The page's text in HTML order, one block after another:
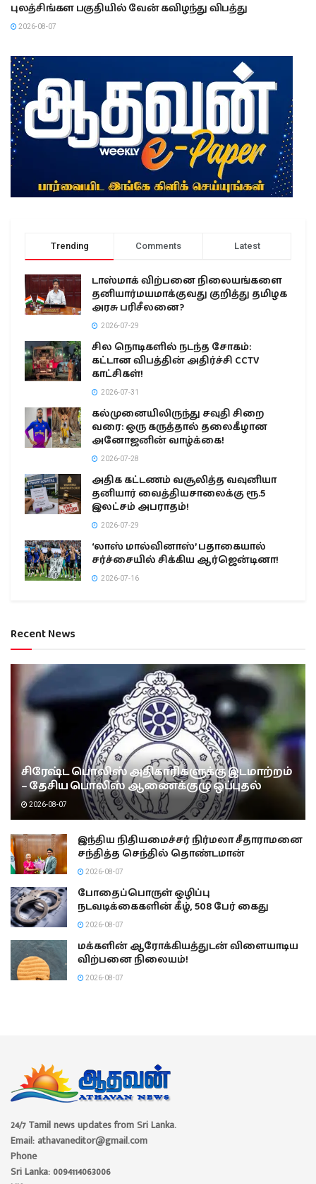
புலத்சிங்கள பகுதியில் வேன் கவிழந்து விபத்து
2026-08-07
Trending Comments Latest
டாஸ்மாக் விற்பனை நிலையங்களை
தனியார்மயமாக்குவது குறித்து தமிழக
அரசு பரிசீலனை?
2026-07-29
சில நொடிகளில் நடந்த சோகம்:
கட்டான விபத்தின் அதிர்ச்சி CCTV
காட்சிகள்!
2026-07-31
கல்முனையிலிருந்து சவுதி சிறை
வரை: ஒரு கருத்தால் தலைகீழான
அனோஜனின் வாழ்க்கை!
2026-07-28
அதிக கட்டணம் வசூலித்த வவுனியா
தனியார் வைத்தியசாலைக்கு ரூ.5
இலட்சம் அபராதம்!
2026-07-29
‘லாஸ் மால்வினாஸ்’ பதாகையால்
சர்ச்சையில் சிக்கிய ஆர்ஜென்டினா!
2026-07-16
Recent News
சிரேஷ்ட பொலிஸ் அதிகாரிகளுக்கு இடமாற்றம்
– தேசிய பொலிஸ் ஆணைக்குழு ஒப்புதல்
2026-08-07
இந்திய நிதியமைச்சர் நிர்மலா சீதாராமனை
சந்தித்த செந்தில் தொண்டமான்
2026-08-07
போதைப்பொருள் ஒழிப்பு
நடவடிக்கைகளின் கீழ், 508 பேர் கைது
2026-08-07
மக்களின் ஆரோக்கியத்துடன் விளையாடிய
விற்பனை நிலையம்!
2026-08-07
24/7 Tamil news updates from Sri Lanka.
Email: athavaneditor@gmail.com
Phone
Sri Lanka: 0094114063006